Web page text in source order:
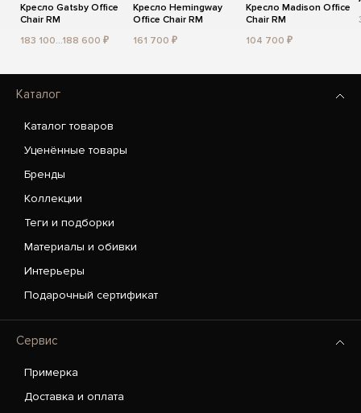
Кресло Gatsby Office
Chair RM
183 100...188 600 ₽
Кресло Hemingway
Office Chair RM
161 700 ₽
Кресло Madison Office
Chair RM
104 700 ₽
Каталог
Каталог товаров
Уценённые товары
Бренды
Коллекции
Теги и подборки
Материалы и обивки
Интерьеры
Подарочный сертификат
Сервис
Примерка
Доставка и оплата